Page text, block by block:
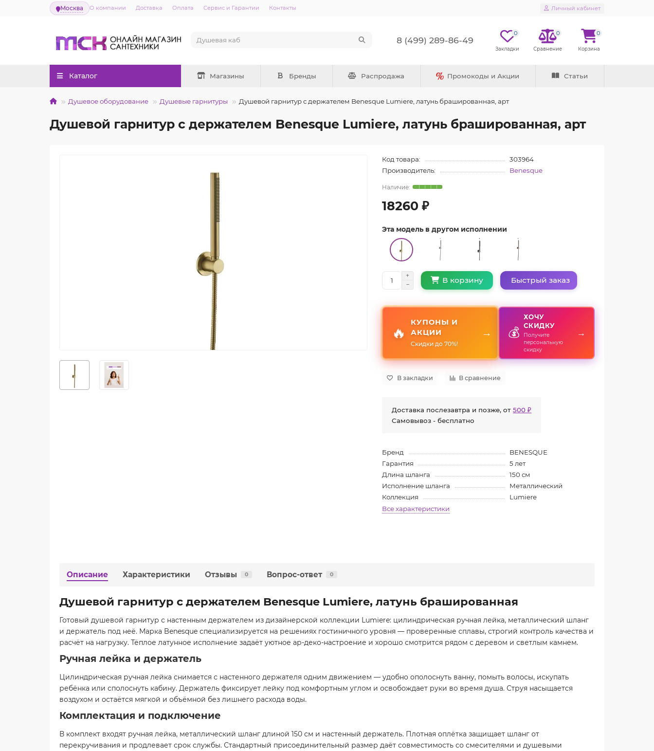
Москва О компании Доставка Оплата Сервис и Гарантии Контакты Личный кабинет
8 (499) 289-86-49
0 0 0
Каталог Магазины Бренды Распродажа Промокоды и Акции Статьи
Душевое оборудование Душевые гарнитуры Душевой гарнитур с держателем Benesque Lumiere, латунь брашированная, арт
Душевой гарнитур с держателем Benesque Lumiere, латунь брашированная, арт
Код товара:
303964
Производитель:
Benesque
18260 ₽
Эта модель в другом исполнении
В корзину Быстрый заказ
🔥
КУПОНЫ И
АКЦИИ
Скидки до 70%!
→ 💰
ХОЧУ
СКИДКУ
Получите
персональную
скидку
→
В закладки В сравнение
Доставка послезавтра и позже, от500 ₽
Самовывоз - бесплатно
Бренд
BENESQUE
Гарантия
5 лет
Длина шланга
150 см
Исполнение шланга
Металлический
Коллекция
Lumiere
Все характеристики
Описание Характеристики Отзывы 0 Вопрос-ответ 0
Душевой гарнитур с держателем Benesque Lumiere, латунь брашированная
Готовый душевой гарнитур с настенным держателем из дизайнерской коллекции Lumiere: цилиндрическая ручная лейка, металлический шланг
и держатель под неё. Марка Benesque специализируется на решениях гостиничного уровня — проверенные сплавы, строгий контроль качества и
расчёт на нагрузку. Тёплое латунное исполнение задаёт уютное ар-деко-настроение и хорошо смотрится рядом с деревом и светлым камнем.
Ручная лейка и держатель
Цилиндрическая ручная лейка снимается с настенного держателя одним движением — удобно ополоснуть ванну, помыть волосы, искупать
ребёнка или сполоснуть кабину. Держатель фиксирует лейку под комфортным углом и освобождает руки во время душа. Струя насыщается
воздухом и остаётся мягкой и объёмной без лишнего расхода воды.
Комплектация и подключение
В комплект входят ручная лейка, металлический шланг длиной 150 см и настенный держатель. Плотная оплётка защищает шланг от
перекручивания и продлевает срок службы. Стандартный присоединительный размер даёт совместимость со смесителями и душевыми